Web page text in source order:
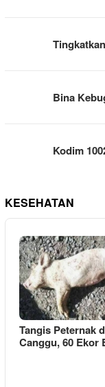
Bina
Kodim
KESEHATAN
Tangis Peternak
Canggu, 60 Ekor